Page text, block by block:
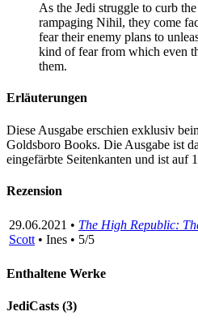
As the Jedi struggle to curb
rampaging Nihil, they come
fear their enemy plans to
kind of fear from which even
them.
Erläuterungen
Diese Ausgabe erschien exklusiv
Goldsboro Books. Die Ausgabe ist
eingefärbte Seitenkanten und ist auf
Rezension
29.06.2021 • The High Republic:
Scott • Ines • 5/5
Enthaltene Werke
JediCasts (3)